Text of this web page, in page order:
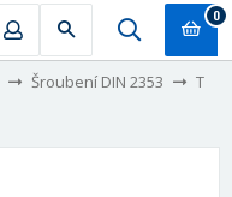
0
Šroubení DIN 2353
T